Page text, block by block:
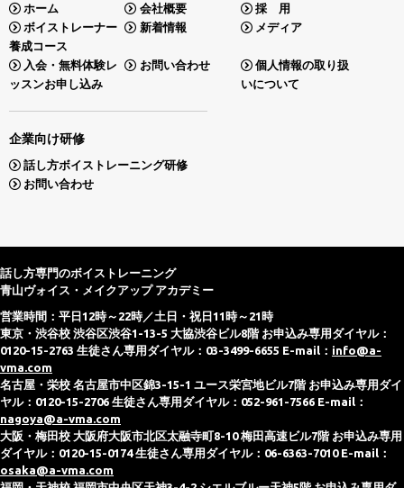
ホーム 会社概要
採 用
ボイストレーナー
養成コース
新着情報 メディア
入会・無料体験レ
ッスンお申し込み
お問い合わせ
個人情報の取り扱
いについて
企業向け研修
話し方ボイストレーニング研修
お問い合わせ
話し方専門のボイストレーニング
青山ヴォイス・メイクアップ アカデミー
営業時間：平日12時～22時／土日・祝日11時～21時
東京・渋谷校 渋谷区渋谷1-13-5 大協渋谷ビル8階 お申込み専用ダイヤル：
0120-15-2763 生徒さん専用ダイヤル：03-3499-6655 E-mail： info@a-
vma.com
名古屋・栄校 名古屋市中区錦3-15-1 ユース栄宮地ビル7階 お申込み専用ダイ
ヤル：0120-15-2706 生徒さん専用ダイヤル：052-961-7566 E-mail：
nagoya@a-vma.com
大阪・梅田校 大阪府大阪市北区太融寺町8-10 梅田高速ビル7階 お申込み専用
ダイヤル：0120-15-0174 生徒さん専用ダイヤル：06-6363-7010 E-mail：
osaka@a-vma.com